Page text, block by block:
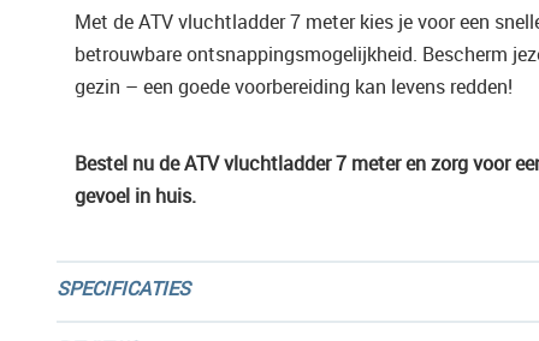
Met de ATV vluchtladder 7 meter kies je voor een
betrouwbare ontsnappingsmogelijkheid. Bescherm
gezin – een goede voorbereiding kan levens redden!
Bestel nu de ATV vluchtladder 7 meter en zorg voor
gevoel in huis.
SPECIFICATIES